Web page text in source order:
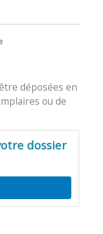
déposées en
ou de
dossier